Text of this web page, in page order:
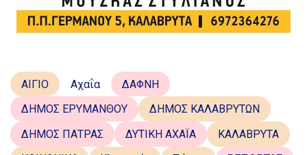
ΑΙΓΙΟ Αχαΐα
ΔΑΦΝΗ
ΔΗΜΟΣ ΕΡΥΜΑΝΘΟΥ
ΔΗΜΟΣ ΚΑΛΑΒΡΥΤΩΝ
ΔΗΜΟΣ ΠΑΤΡΑΣ
ΔΥΤΙΚΗ ΑΧΑΪΑ
ΚΑΛΑΒΡΥΤΑ